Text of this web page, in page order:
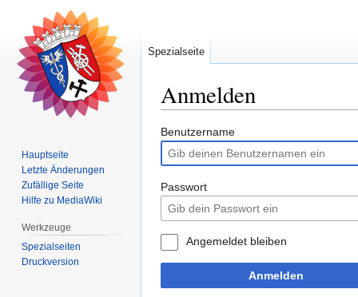
Anmelden
Zur
Navigation
springen
Zur
Suche
springen
Benutzername
Passwort
Angemeldet bleiben
Anmelden
Spezialseite
Hauptseite
Letzte Änderungen
Zufällige Seite
Hilfe zu MediaWiki
Werkzeuge
Spezialseiten
Druckversion